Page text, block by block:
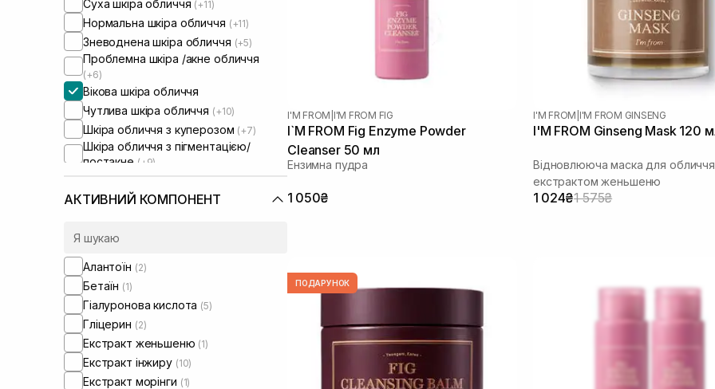
Суха шкіра обличчя (+11)
Нормальна шкіра обличчя (+11)
Зневоднена шкіра обличчя (+5)
Проблемна шкіра /акне обличчя
(+6)
Вікова шкіра обличчя
Чутлива шкіра обличчя (+10)
Шкіра обличчя з куперозом (+7)
Шкіра обличчя з пігментацією/
постакне (+9)
Шкіра обличчя з розширеними
порами(+8)
Шкіра обличчя з порушеним
Шкіра обличчя з порушеним
АКТИВНИЙ КОМПОНЕНТ
Алантоїн (2)
Бетаїн (1)
Гіалуронова кислота (5)
Гліцерин (2)
Екстракт женьшеню (1)
Екстракт інжиру (10)
Екстракт морінги (1)
I'M FROM I'M FROM FIG
I`M FROM Fig Enzyme Powder
Cleanser 50 мл
Ензимна пудра
1 050₴
I'M FROM I'M FROM GINSENG
I'M FROM Ginseng Mask 120
Відновлююча маска для
екстрактом женьшеню
1 024₴1 575₴
ПОДАРУНОК